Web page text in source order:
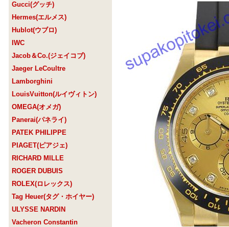
Gucci(グッチ)
Hermes(エルメス)
Hublot(ウブロ)
IWC
Jacob＆Co.(ジェイコブ)
Jaeger LeCoultre
Lamborghini
LouisVuitton(ルイヴィトン)
OMEGA(オメガ)
Panerai(パネライ)
PATEK PHILIPPE
PIAGET(ピアジェ)
RICHARD MILLE
ROGER DUBUIS
ROLEX(ロレックス)
Tag Heuer(タグ・ホイヤー)
ULYSSE NARDIN
Vacheron Constantin